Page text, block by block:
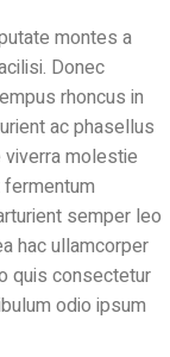
montes a
Donec
rhoncus in
ac phasellus
molestie
semper leo
hac ullamcorper
quis consectetur
odio ipsum